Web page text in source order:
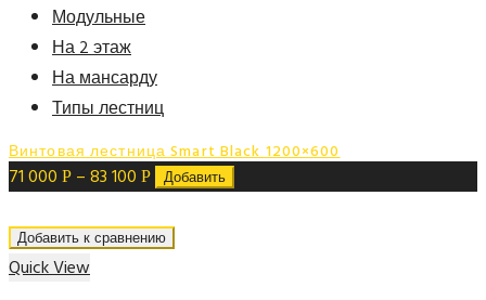
Модульные
На 2 этаж
На мансарду
Типы лестниц
Винтовая лестница Smart Black 1200×600
71 000 Р –83 100 Р Добавить
Добавить к сравнению
Quick View